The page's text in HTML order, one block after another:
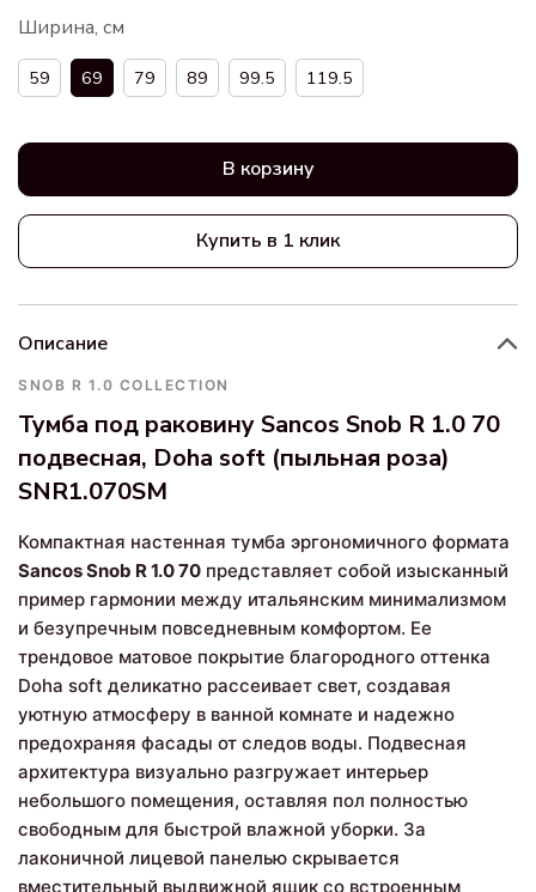
Ширина, см
59 69 79 89 99.5 119.5
В корзину
Купить в 1 клик
Описание
SNOB R 1.0 COLLECTION
Тумба под раковину Sancos Snob R 1.0 70
подвесная, Doha soft (пыльная роза)
SNR1.070SM
Компактная настенная тумба эргономичного формата
Sancos Snob R 1.0 70 представляет собой изысканный
пример гармонии между итальянским минимализмом
и безупречным повседневным комфортом. Ее
трендовое матовое покрытие благородного оттенка
Doha soft деликатно рассеивает свет, создавая
уютную атмосферу в ванной комнате и надежно
предохраняя фасады от следов воды. Подвесная
архитектура визуально разгружает интерьер
небольшого помещения, оставляя пол полностью
свободным для быстрой влажной уборки. За
лаконичной лицевой панелью скрывается
вместительный выдвижной ящик со встроенным